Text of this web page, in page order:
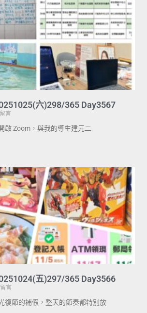
六)298/365 Day3567
言
啟 Zoom，與我的導生建元二
五)297/365 Day3566
言
復節的補假，整天的節奏都特別放